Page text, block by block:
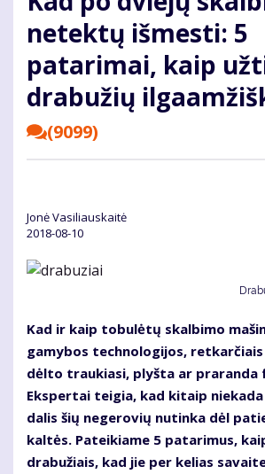
netektų išmesti: 5
patarimai, kaip
drabužių
(9099)
Jonė Vasiliauskaitė
2018-08-10
Kad ir kaip tobulėtų skalbimo
gamybos technologijos,
dėlto traukiasi, plyšta ar praranda
Ekspertai teigia, kad kitaip niekada
dalis šių negerovių nutinka dėl
kaltės. Pateikiame 5 patarimus,
drabužiais, kad jie per kelias